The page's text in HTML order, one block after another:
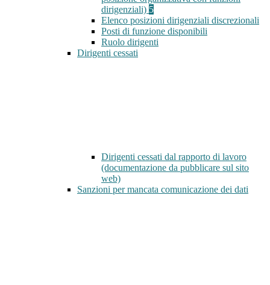
dirigenziali) 5
Elenco posizioni dirigenziali discrezionali
Posti di funzione disponibili
Ruolo dirigenti
Dirigenti cessati
Dirigenti cessati dal rapporto di lavoro
(documentazione da pubblicare sul sito
web)
Sanzioni per mancata comunicazione dei dati